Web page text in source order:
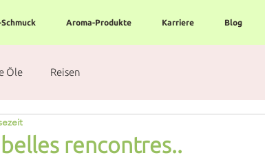
Aroma-Produkte Karriere Blog
Öle Reisen
rencontres..